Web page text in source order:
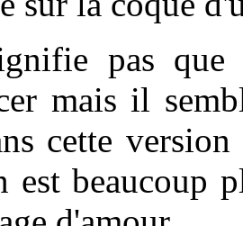
pas que
mais il
cette
est beaucoup